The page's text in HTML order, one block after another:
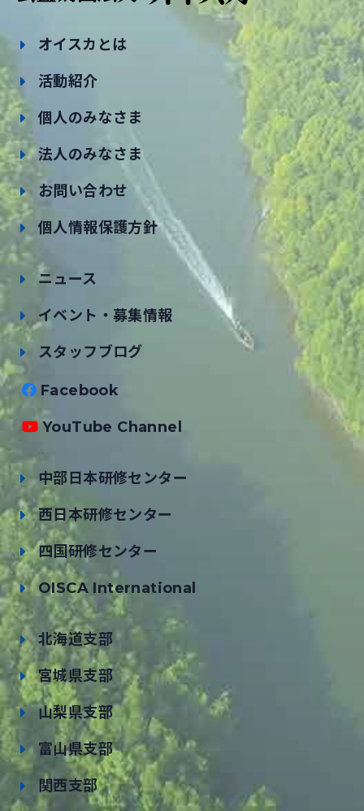
オイスカとは
活動紹介
個人のみなさま
法人のみなさま
お問い合わせ
個人情報保護方針
ニュース
イベント・募集情報
スタッフブログ
Facebook
YouTube Channel
中部日本研修センター
西日本研修センター
四国研修センター
OISCA International
北海道支部
宮城県支部
山梨県支部
富山県支部
関西支部